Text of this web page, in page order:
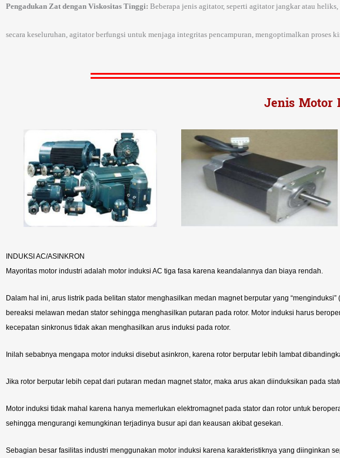
Pengadukan Zat dengan Viskositas Tinggi: Beberapa jenis agitator, seperti agitator jangkar atau
secara keseluruhan, agitator berfungsi untuk menjaga integritas pencampuran, mengoptimalkan
Jenis Motor
INDUKSI AC/ASINKRON
Mayoritas motor industri adalah motor induksi AC tiga fasa karena keandalannya dan biaya rendah.
Dalam hal ini, arus listrik pada belitan stator menghasilkan medan magnet berputar yang
bereaksi melawan medan stator sehingga menghasilkan putaran pada rotor. Motor induksi harus
kecepatan sinkronus tidak akan menghasilkan arus induksi pada rotor.
Inilah sebabnya mengapa motor induksi disebut asinkron, karena rotor berputar lebih lambat
Jika rotor berputar lebih cepat dari putaran medan magnet stator, maka arus akan diinduksikan pada
Motor induksi tidak mahal karena hanya memerlukan elektromagnet pada stator dan rotor untuk
sehingga mengurangi kemungkinan terjadinya busur api dan keausan akibat gesekan.
Sebagian besar fasilitas industri menggunakan motor induksi karena karakteristiknya yang diinginkan